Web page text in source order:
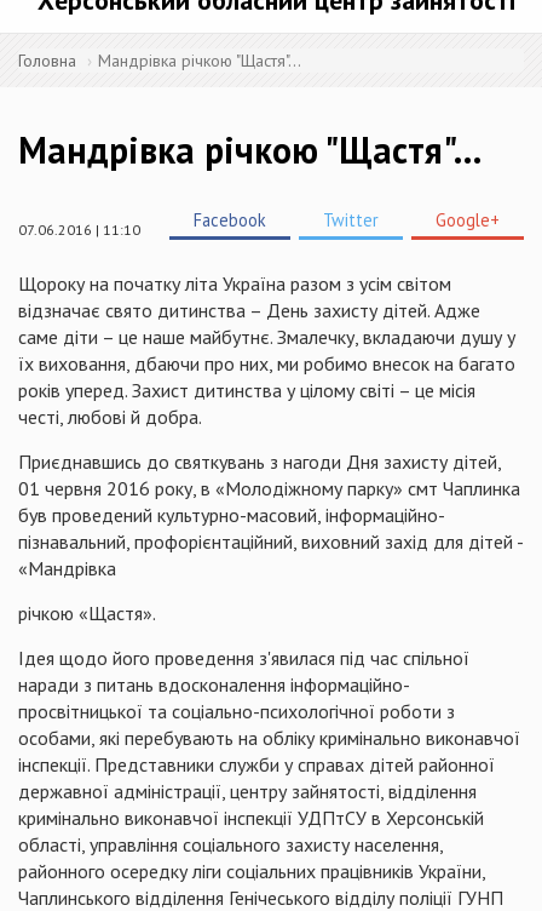
Головна Мандрівка річкою "Щастя"…
Мандрівка річкою "Щастя"…
07.06.2016 | 11:10 Facebook Twitter Google+
Щороку на початку літа Україна разом з усім світом
відзначає свято дитинства – День захисту дітей. Адже
саме діти – це наше майбутнє. Змалечку, вкладаючи душу у
їх виховання, дбаючи про них, ми робимо внесок на багато
років уперед. Захист дитинства у цілому світі – це місія
честі, любові й добра.
Приєднавшись до святкувань з нагоди Дня захисту дітей,
01 червня 2016 року, в «Молодіжному парку» смт Чаплинка
був проведений культурно-масовий, інформаційно-
пізнавальний, профорієнтаційний, виховний захід для дітей -
«Мандрівка
річкою «Щастя».
Ідея щодо його проведення з'явилася під час спільної
наради з питань вдосконалення інформаційно-
просвітницької та соціально-психологічної роботи з
особами, які перебувають на обліку кримінально виконавчої
інспекції. Представники служби у справах дітей районної
державної адміністрації, центру зайнятості, відділення
кримінально виконавчої інспекції УДПтСУ в Херсонській
області, управління соціального захисту населення,
районного осередку ліги соціальних працівників України,
Чаплинського відділення Генічеського відділу поліції ГУНП